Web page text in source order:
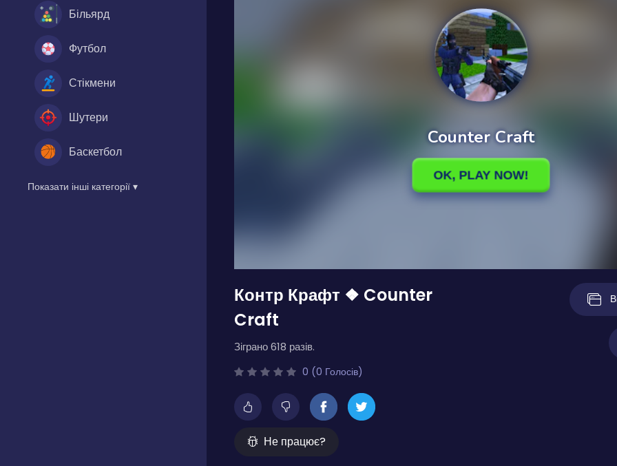
Більярд
Футбол
Стікмени
Шутери
Баскетбол
Показати інші категорії ▾
Контр Крафт ❖ Counter
Craft
Зіграно 618 разів.
0 (0 Голосів)
Не працює?